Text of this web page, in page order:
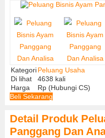
KategoriPeluang Usaha
Di lihat
4638 kali
Harga
Rp (Hubungi CS)
Beli Sekarang
Detail Produk
Panggang Dan